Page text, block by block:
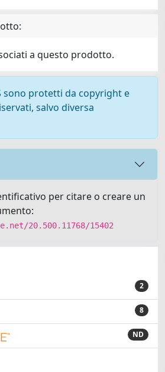
a questo prodotto.
sono protetti da copyright e
salvo diversa
per citare o creare un
20.500.11768/15402
2
8
ND